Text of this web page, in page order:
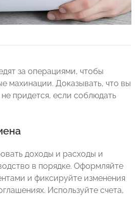
за операциями, чтобы
махинации. Доказывать, что вы
придется, если соблюдать
доходы и расходы и
в порядке. Оформляйте
и фиксируйте изменения
Используйте счета,